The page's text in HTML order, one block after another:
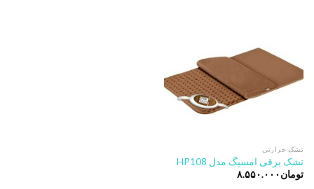
تشک حرارتی
تشک برقی امسیگ مدل HP108
تومان ۸.۵۵۰.۰۰۰